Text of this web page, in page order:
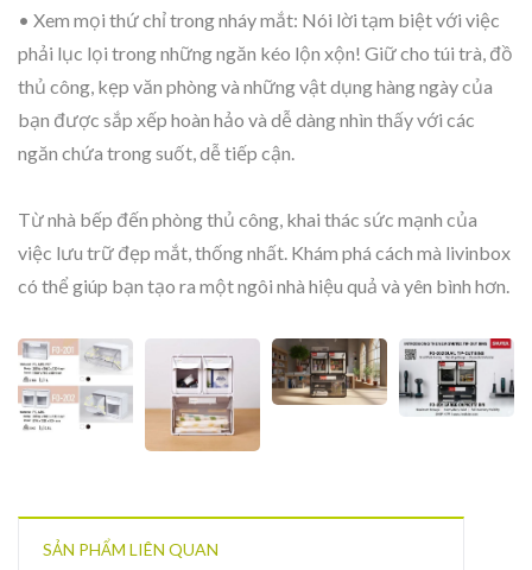
• Xem mọi thứ chỉ trong nháy mắt: Nói lời tạm biệt với việc
phải lục lọi trong những ngăn kéo lộn xộn! Giữ cho túi trà, đồ
thủ công, kẹp văn phòng và những vật dụng hàng ngày của
bạn được sắp xếp hoàn hảo và dễ dàng nhìn thấy với các
ngăn chứa trong suốt, dễ tiếp cận.
Từ nhà bếp đến phòng thủ công, khai thác sức mạnh của
việc lưu trữ đẹp mắt, thống nhất. Khám phá cách mà livinbox
có thể giúp bạn tạo ra một ngôi nhà hiệu quả và yên bình hơn.
SẢN PHẨM LIÊN QUAN